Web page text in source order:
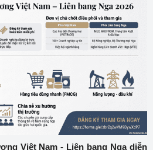
Việt Nam - Liên bang Nga diễn